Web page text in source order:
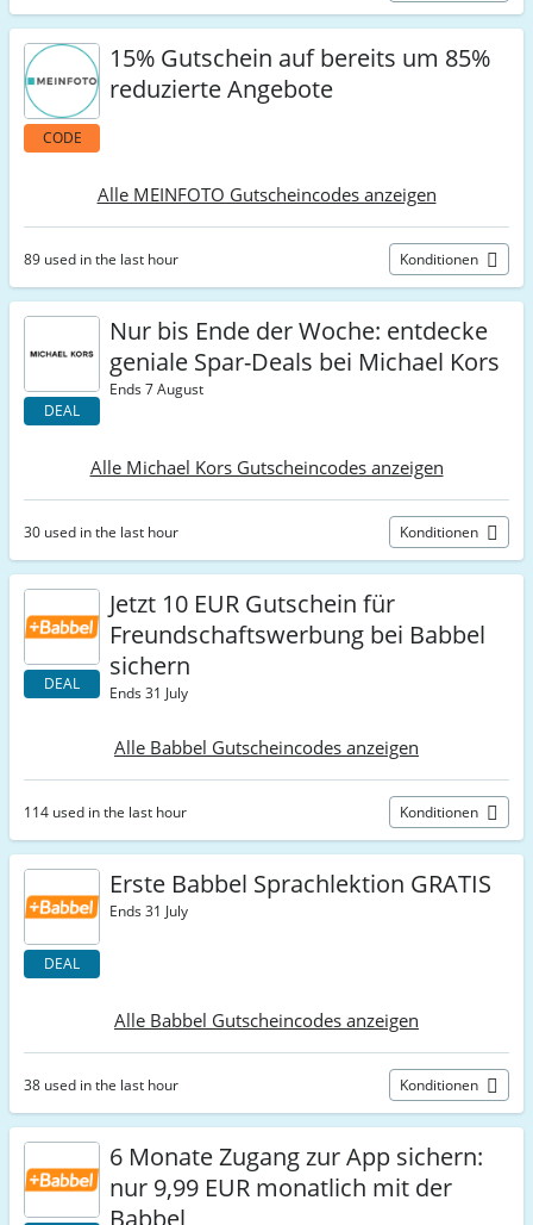
CODE
15% Gutschein auf bereits um 85%
reduzierte Angebote
Alle MEINFOTO Gutscheincodes anzeigen
89 used in the last hour Konditionen
DEAL
Nur bis Ende der Woche: entdecke
geniale Spar-Deals bei Michael Kors
Ends 7 August
Alle Michael Kors Gutscheincodes anzeigen
30 used in the last hour Konditionen
DEAL
Jetzt 10 EUR Gutschein für
Freundschaftswerbung bei Babbel
sichern
Ends 31 July
Alle Babbel Gutscheincodes anzeigen
114 used in the last hour Konditionen
DEAL
Erste Babbel Sprachlektion GRATIS
Ends 31 July
Alle Babbel Gutscheincodes anzeigen
38 used in the last hour Konditionen
6 Monate Zugang zur App sichern:
nur 9,99 EUR monatlich mit der
Babbel